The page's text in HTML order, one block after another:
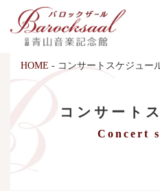
HOME - コンサートスケジュー
コンサート
Concert